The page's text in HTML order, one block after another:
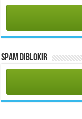
Spam Diblokir